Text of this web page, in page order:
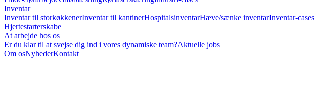
Inventar
Inventar til storkøkkenerInventar til kantinerHospitalsinventarHæve/sænke inventarInventar-cases
Hjertestarterskabe
At arbejde hos os
Er du klar til at svejse dig ind i vores dynamiske team?Aktuelle jobs
Om osNyhederKontakt